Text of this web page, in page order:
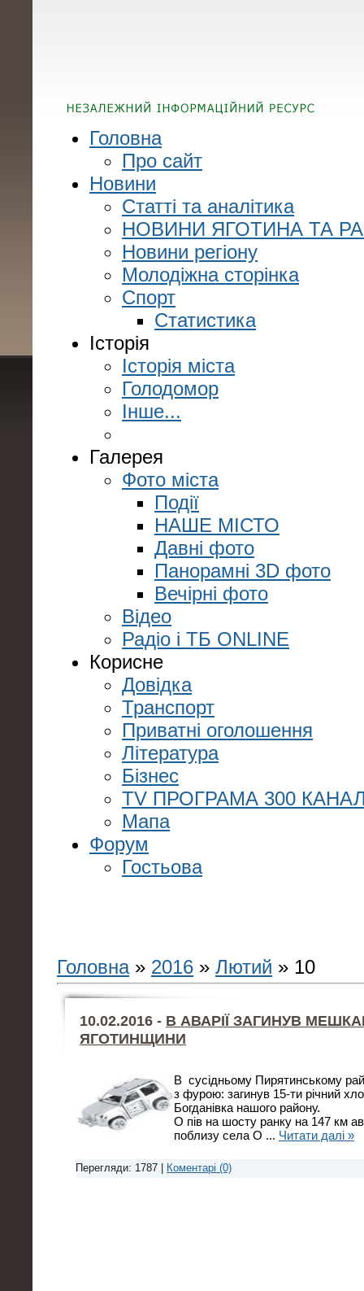
Головна
Про сайт
Новини
Статті та аналітика
НОВИНИ ЯГОТИНА ТА
Новини регіону
Молодіжна сторінка
Спорт
Статистика
Історія
Історія міста
Голодомор
Інше...
Галерея
Фото міста
Події
НАШЕ МІСТО
Давні фото
Панорамні 3D фото
Вечірні фото
Відео
Радіо і ТБ ONLINE
Корисне
Довідка
Транспорт
Приватні оголошення
Література
Бізнес
TV ПРОГРАМА 300
Мапа
Форум
Гостьова
Головна» 2016 » Лютий » 10
10.02.2016 - В АВАРІЇ ЗАГИНУВ
ЯГОТИНЩИНИ
В сусідньому Пирятинському
з фурою: загинув 15-ти річний
Богданівка нашого району.
О пів на шосту ранку на 147 км
поблизу села О ... Читати далі »
Перегляди: 1787 | Коментарі (0)